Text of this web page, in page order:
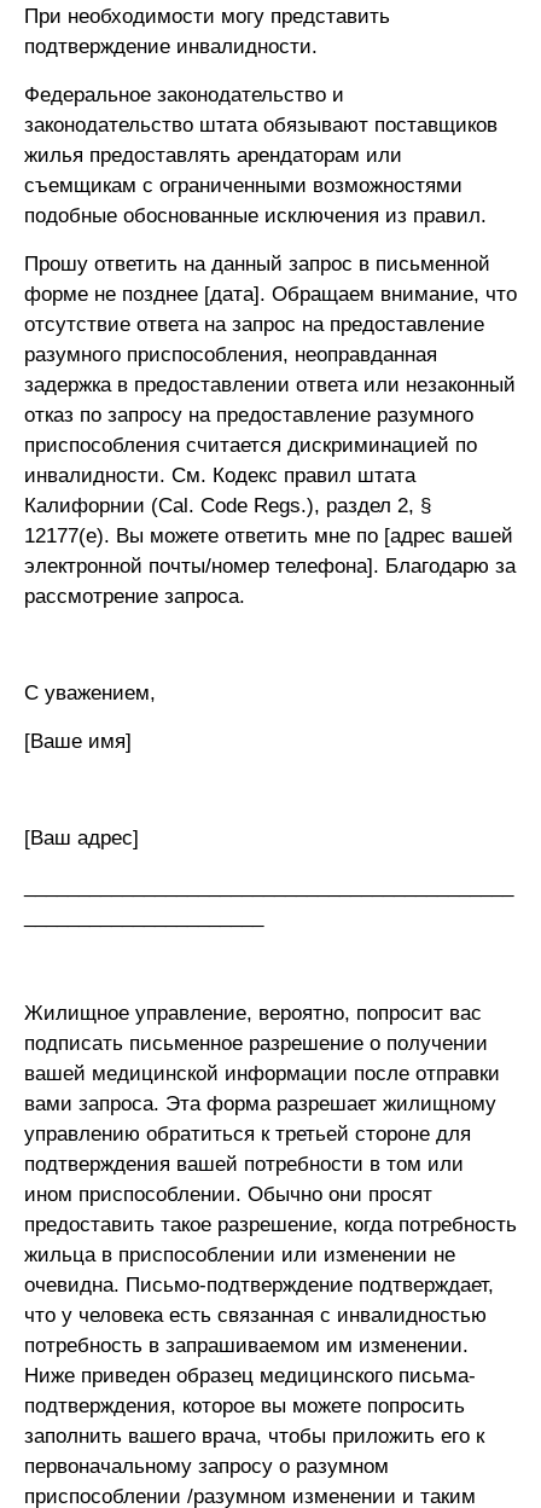
При необходимости могу представить
подтверждение инвалидности.
Федеральное законодательство и
законодательство штата обязывают поставщиков
жилья предоставлять арендаторам или
съемщикам с ограниченными возможностями
подобные обоснованные исключения из правил.
Прошу ответить на данный запрос в письменной
форме не позднее [дата]. Обращаем внимание, что
отсутствие ответа на запрос на предоставление
разумного приспособления, неоправданная
задержка в предоставлении ответа или незаконный
отказ по запросу на предоставление разумного
приспособления считается дискриминацией по
инвалидности. См. Кодекс правил штата
Калифорнии (Cal. Code Regs.), раздел 2, §
12177(e). Вы можете ответить мне по [адрес вашей
электронной почты/номер телефона]. Благодарю за
рассмотрение запроса.
С уважением,
[Ваше имя]
[Ваш адрес]
Жилищное управление, вероятно, попросит вас
подписать письменное разрешение о получении
вашей медицинской информации после отправки
вами запроса. Эта форма разрешает жилищному
управлению обратиться к третьей стороне для
подтверждения вашей потребности в том или
ином приспособлении. Обычно они просят
предоставить такое разрешение, когда потребность
жильца в приспособлении или изменении не
очевидна. Письмо-подтверждение подтверждает,
что у человека есть связанная с инвалидностью
потребность в запрашиваемом им изменении.
Ниже приведен образец медицинского письма-
подтверждения, которое вы можете попросить
заполнить вашего врача, чтобы приложить его к
первоначальному запросу о разумном
приспособлении /разумном изменении и таким